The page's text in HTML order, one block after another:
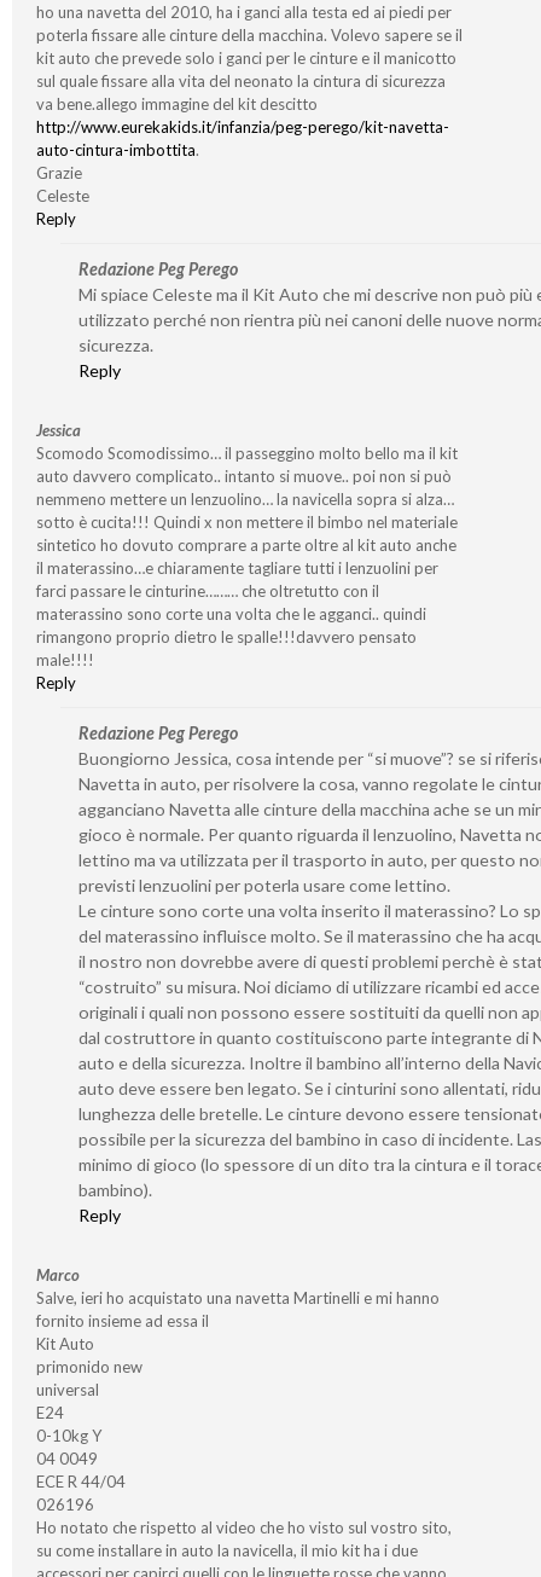
ho una navetta del 2010, ha i ganci alla testa ed ai piedi per
poterla fissare alle cinture della macchina. Volevo sapere se il
kit auto che prevede solo i ganci per le cinture e il manicotto
sul quale fissare alla vita del neonato la cintura di sicurezza
va bene.allego immagine del kit descitto
http://www.eurekakids.it/infanzia/peg-perego/kit-navetta-
auto-cintura-imbottita.
Grazie
Celeste
Reply
Redazione Peg Perego
Mi spiace Celeste ma il Kit Auto che mi descrive non può più
utilizzato perché non rientra più nei canoni delle nuove
sicurezza.
Reply
Jessica
Scomodo Scomodissimo… il passeggino molto bello ma il kit
auto davvero complicato.. intanto si muove.. poi non si può
nemmeno mettere un lenzuolino… la navicella sopra si alza…
sotto è cucita!!! Quindi x non mettere il bimbo nel materiale
sintetico ho dovuto comprare a parte oltre al kit auto anche
il materassino…e chiaramente tagliare tutti i lenzuolini per
farci passare le cinturine……… che oltretutto con il
materassino sono corte una volta che le agganci.. quindi
rimangono proprio dietro le spalle!!!davvero pensato
male!!!!
Reply
Redazione Peg Perego
Buongiorno Jessica, cosa intende per “si muove”? se si
Navetta in auto, per risolvere la cosa, vanno regolate le
agganciano Navetta alle cinture della macchina ache se un
gioco è normale. Per quanto riguarda il lenzuolino, Navetta
lettino ma va utilizzata per il trasporto in auto, per questo
previsti lenzuolini per poterla usare come lettino.
Le cinture sono corte una volta inserito il materassino? Lo
del materassino influisce molto. Se il materassino che ha
il nostro non dovrebbe avere di questi problemi perchè è
“costruito” su misura. Noi diciamo di utilizzare ricambi ed
originali i quali non possono essere sostituiti da quelli non
dal costruttore in quanto costituiscono parte integrante di
auto e della sicurezza. Inoltre il bambino all’interno della
auto deve essere ben legato. Se i cinturini sono allentati,
lunghezza delle bretelle. Le cinture devono essere
possibile per la sicurezza del bambino in caso di incidente.
minimo di gioco (lo spessore di un dito tra la cintura e il
bambino).
Reply
Marco
Salve, ieri ho acquistato una navetta Martinelli e mi hanno
fornito insieme ad essa il
Kit Auto
primonido new
universal
E24
0-10kg Y
04 0049
ECE R 44/04
026196
Ho notato che rispetto al video che ho visto sul vostro sito,
su come installare in auto la navicella, il mio kit ha i due
accessori per capirci quelli con le linguette rosse che vanno